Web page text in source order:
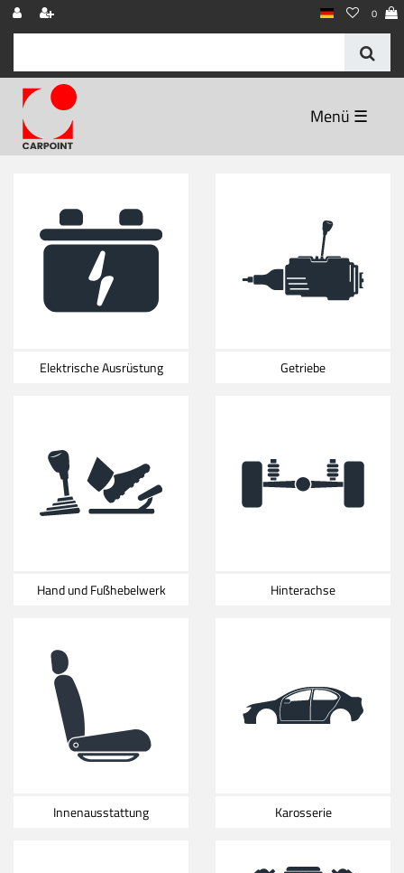
0
☰
Elektrische Ausrüstung Getriebe
Hand und Fußhebelwerk Hinterachse
Innenausstattung Karosserie